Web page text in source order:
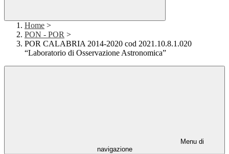
Home >
PON - POR >
POR CALABRIA 2014-2020 cod 2021.10.8.1.020
“Laboratorio di Osservazione Astronomica”
Menu di
navigazione